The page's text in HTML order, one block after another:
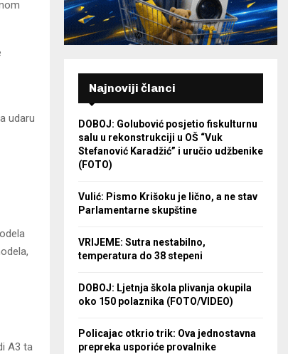
udaru
A3 ta
Najnoviji članci
DOBOJ: Golubović posjetio fiskulturnu
salu u rekonstrukciji u OŠ “Vuk
Stefanović Karadžić” i uručio udžbenike
(FOTO)
Vulić: Pismo Krišoku je lično, a ne stav
Parlamentarne skupštine
VRIJEME: Sutra nestabilno,
temperatura do 38 stepeni
DOBOJ: Ljetnja škola plivanja okupila
oko 150 polaznika (FOTO/VIDEO)
Policajac otkrio trik: Ova jednostavna
prepreka usporiće provalnike